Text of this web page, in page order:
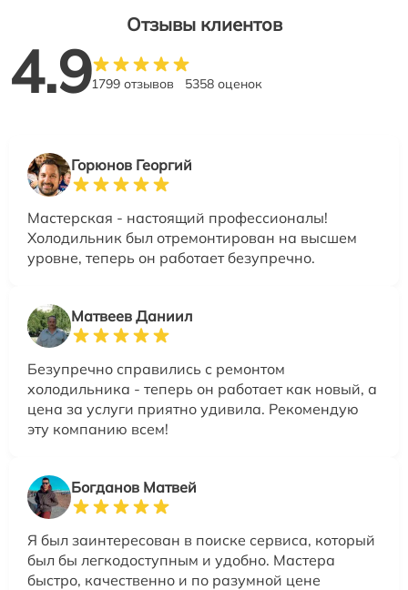
Отзывы клиентов
4.91799 отзывов 5358 оценок
Горюнов Георгий
Мастерская - настоящий профессионалы!
Холодильник был отремонтирован на высшем
уровне, теперь он работает безупречно.
Матвеев Даниил
Безупречно справились с ремонтом
холодильника - теперь он работает как новый, а
цена за услуги приятно удивила. Рекомендую
эту компанию всем!
Богданов Матвей
Я был заинтересован в поиске сервиса, который
был бы легкодоступным и удобно. Мастера
быстро, качественно и по разумной цене